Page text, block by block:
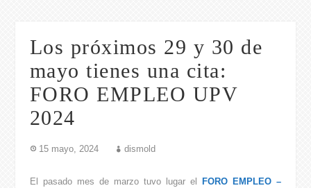
Los próximos 29 y 30 de
mayo tienes una cita:
FORO EMPLEO UPV
2024
15 mayo, 2024 dismold
El pasado mes de marzo tuvo lugar el
FORO EMPLEO –